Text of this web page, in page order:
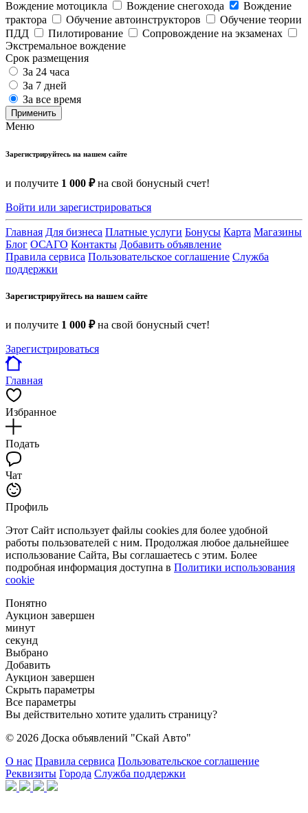
Вождение мотоцикла Вождение снегохода
Вождение
трактора
Обучение автоинструкторов
Обучение теории
ПДД
Пилотирование
Сопровождение на экзаменах
Экстремальное вождение
Срок размещения
За 24 часа
За 7 дней
За все время
Применить
Меню
Зарегистрируйтесь на нашем сайте
и получите 1 000 ₽на свой бонусный счет!
Войти или зарегистрироваться
Главная Для бизнеса Платные услуги Бонусы Карта Магазины
Блог ОСАГО Контакты Добавить объявление
Правила сервиса Пользовательское соглашение Служба
поддержки
Зарегистрируйтесь на нашем сайте
и получите 1 000 ₽на свой бонусный счет!
Зарегистрироваться
Главная
Избранное
Подать
Чат
Профиль
Этот Сайт использует файлы cookies для более удобной
работы пользователей с ним. Продолжая любое дальнейшее
использование Сайта, Вы соглашаетесь с этим. Более
подробная информация доступна в Политики использования
cookie
Понятно
Аукцион завершен
минут
секунд
Выбрано
Добавить
Аукцион завершен
Скрыть параметры
Все параметры
Вы действительно хотите удалить страницу?
© 2026 Доска объявлений "Скай Авто"
О нас Правила сервиса Пользовательское соглашение
Реквизиты Города Служба поддержки